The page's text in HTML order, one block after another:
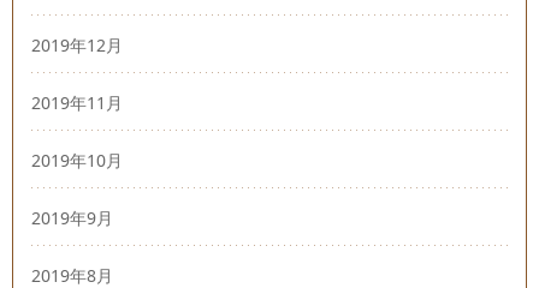
2019年12月
2019年11月
2019年10月
2019年9月
2019年8月